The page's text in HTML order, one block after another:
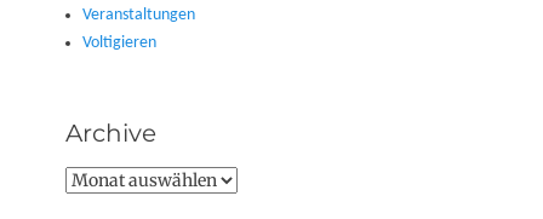
Veranstaltungen
Voltigieren
Archive
Archive